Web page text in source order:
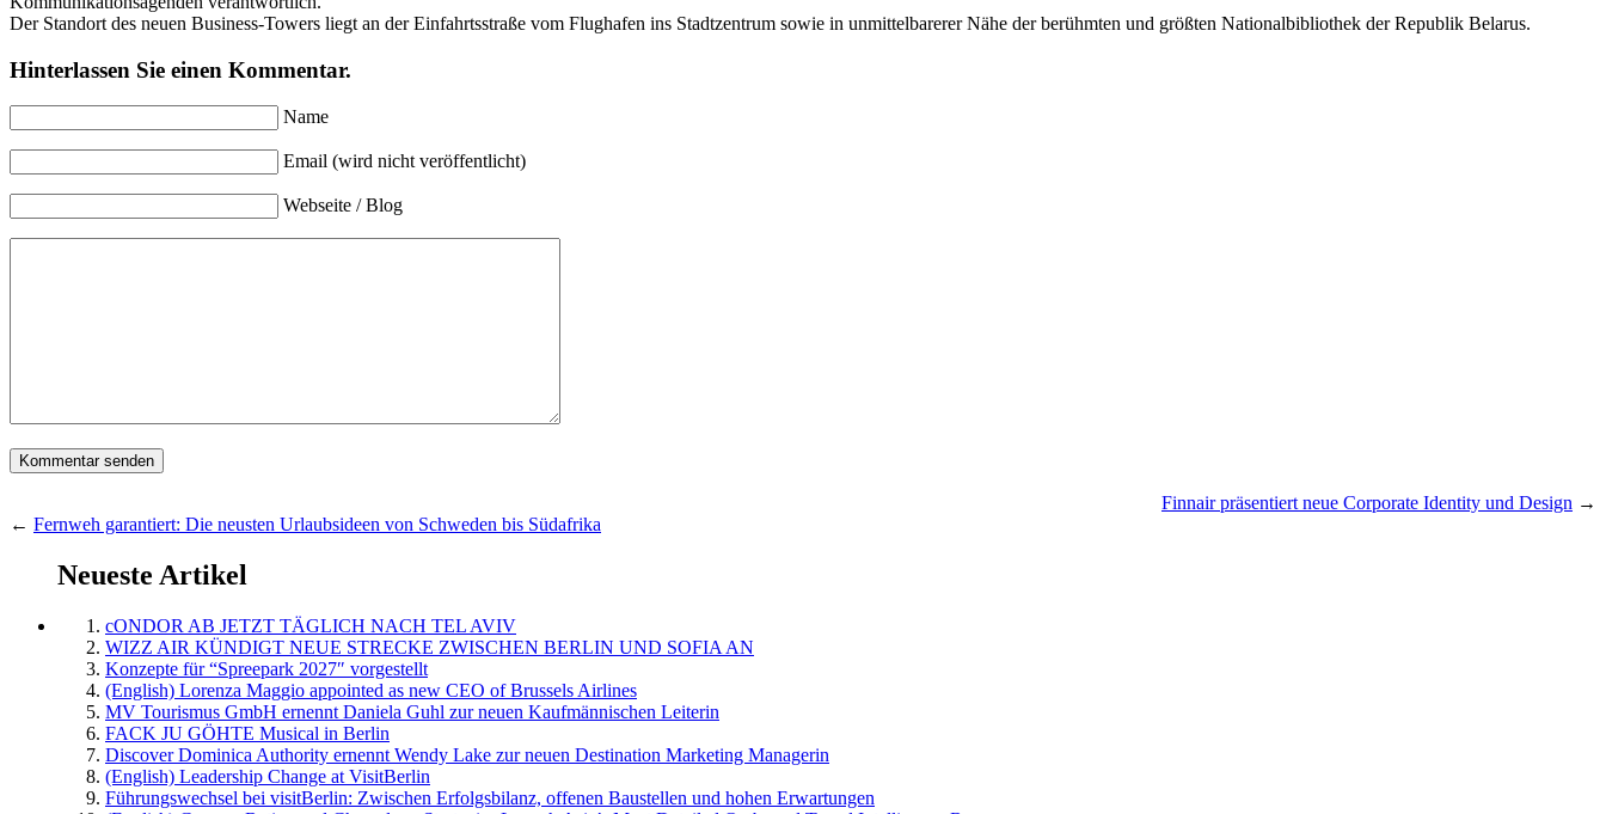
Der Standort des neuen Business-Towers liegt an der Einfahrtsstraße vom Flughafen ins Stadtzentrum sowie in unmittelbarerer Nähe der berühmten und größten Nationalbibliothek der Republik Belarus.
Hinterlassen Sie einen Kommentar.
Name
Email (wird nicht veröffentlicht)
Webseite / Blog
Finnair präsentiert neue Corporate Identity und Design →
← Fernweh garantiert: Die neusten Urlaubsideen von Schweden bis Südafrika
Neueste Artikel
cONDOR AB JETZT TÄGLICH NACH TEL AVIV
WIZZ AIR KÜNDIGT NEUE STRECKE ZWISCHEN BERLIN UND SOFIA AN
Konzepte für “Spreepark 2027″ vorgestellt
(English) Lorenza Maggio appointed as new CEO of Brussels Airlines
MV Tourismus GmbH ernennt Daniela Guhl zur neuen Kaufmännischen Leiterin
FACK JU GÖHTE Musical in Berlin
Discover Dominica Authority ernennt Wendy Lake zur neuen Destination Marketing Managerin
(English) Leadership Change at VisitBerlin
Führungswechsel bei visitBerlin: Zwischen Erfolgsbilanz, offenen Baustellen und hohen Erwartungen